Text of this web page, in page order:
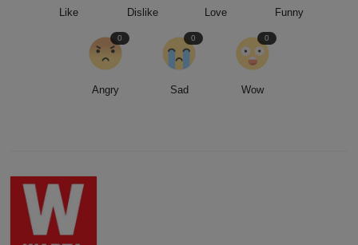
Like Dislike Love Funny
Angry
0
Sad
0
Wow
0